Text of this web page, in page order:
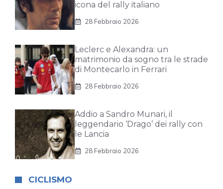
icona del rally italiano
28 Febbraio 2026
Leclerc e Alexandra: un
matrimonio da sogno tra le strade
di Montecarlo in Ferrari
28 Febbraio 2026
Addio a Sandro Munari, il
leggendario ‘Drago’ dei rally con
le Lancia
28 Febbraio 2026
CICLISMO